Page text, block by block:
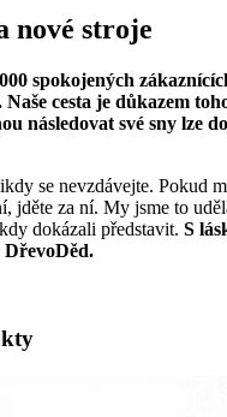
nové stroje
spokojených
cesta je důkazem
následovat své sny lze
se nevzdávejte. Pokud
jděte za ní. My jsme to
dokázali představit. S
DřevoDěd.